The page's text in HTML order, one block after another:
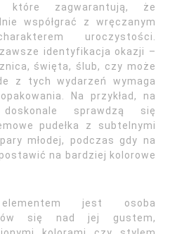
które zagwarantują, że
współgrać z wręczanym
uroczystości.
identyfikacja okazji –
święta, ślub, czy może
z tych wydarzeń wymaga
Na przykład, na
sprawdzą się
pudełka z subtelnymi
młodej, podczas gdy na
na bardziej kolorowe
jest osoba
się nad jej gustem,